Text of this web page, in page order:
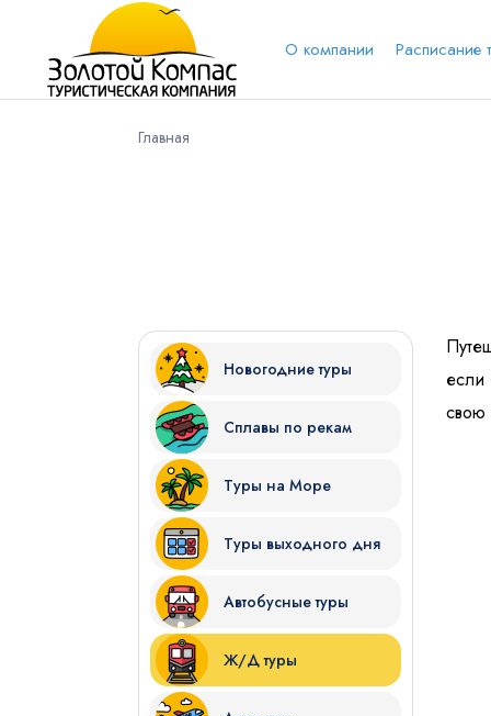
О компании Расписание
Главная
Новогодние туры
Сплавы по рекам
Туры на Море
Туры выходного дня
Автобусные туры
Ж/Д туры
свою
Куда бы Вы хотели отправиться?
Я даю согласие на